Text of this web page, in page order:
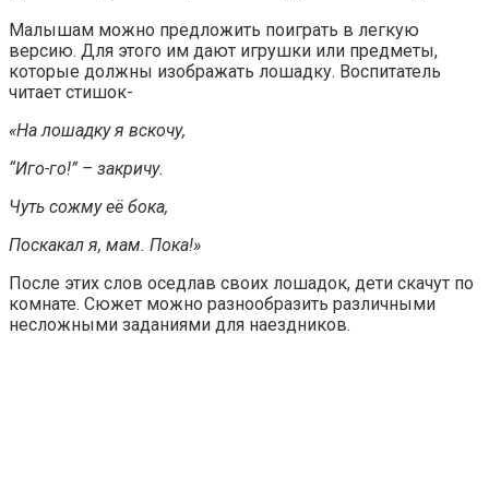
Малышам можно предложить поиграть в легкую
версию. Для этого им дают игрушки или предметы,
которые должны изображать лошадку. Воспитатель
читает стишок-
«На лошадку я вскочу,
“Иго-го!” – закричу.
Чуть сожму её бока,
Поскакал я, мам. Пока!»
После этих слов оседлав своих лошадок, дети скачут по
комнате. Сюжет можно разнообразить различными
несложными заданиями для наездников.